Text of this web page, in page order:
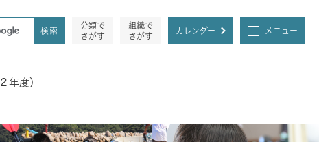
分類で
さがす
組織で
さがす
カレンダー メニュー
年度）